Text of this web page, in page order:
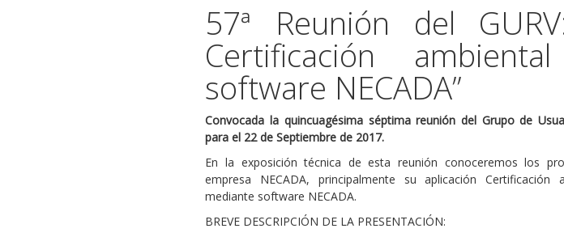
57ª Reunión del
Certificación
software NECADA”
Convocada la quincuagésima séptima reunión del Grupo de
para el 22 de Septiembre de 2017.
En la exposición técnica de esta reunión conoceremos los
empresa NECADA, principalmente su aplicación Certificación
mediante software NECADA.
BREVE DESCRIPCIÓN DE LA PRESENTACIÓN: